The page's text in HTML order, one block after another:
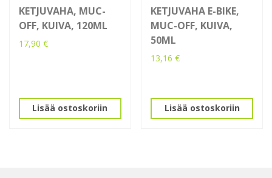
KETJUVAHA, MUC-
OFF, KUIVA, 120ML
17,90 €
Lisää ostoskoriin
KETJUVAHA E-BIKE,
MUC-OFF, KUIVA,
50ML
13,16€
Lisää ostoskoriin